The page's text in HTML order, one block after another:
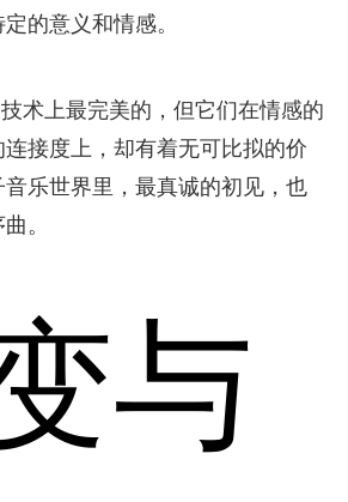
的意义和情感。
术上最完美的，但它们在情感的
接度上，却有着无可比拟的价
乐世界里，最真诚的初见，也
。
与